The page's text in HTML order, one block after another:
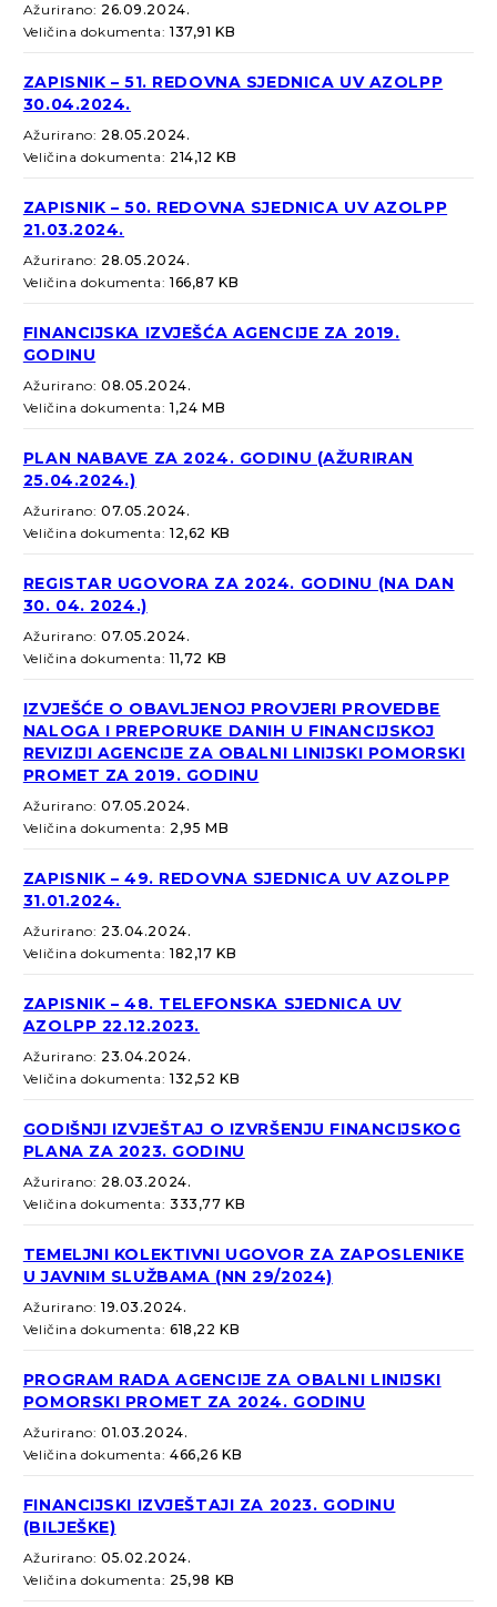
Ažurirano: 26.09.2024.
Veličina dokumenta:137,91 KB
ZAPISNIK – 51. REDOVNA SJEDNICA UV AZOLPP
30.04.2024.
Ažurirano: 28.05.2024.
Veličina dokumenta: 214,12 KB
ZAPISNIK – 50. REDOVNA SJEDNICA UV AZOLPP
21.03.2024.
Ažurirano: 28.05.2024.
Veličina dokumenta:166,87 KB
FINANCIJSKA IZVJEŠĆA AGENCIJE ZA 2019.
GODINU
Ažurirano:08.05.2024.
Veličina dokumenta:1,24 MB
PLAN NABAVE ZA 2024. GODINU (AŽURIRAN
25.04.2024.)
Ažurirano:07.05.2024.
Veličina dokumenta:12,62 KB
REGISTAR UGOVORA ZA 2024. GODINU (NA DAN
30. 04. 2024.)
Ažurirano:07.05.2024.
Veličina dokumenta:11,72 KB
IZVJEŠĆE O OBAVLJENOJ PROVJERI PROVEDBE
NALOGA I PREPORUKE DANIH U FINANCIJSKOJ
REVIZIJI AGENCIJE ZA OBALNI LINIJSKI POMORSKI
PROMET ZA 2019. GODINU
Ažurirano:07.05.2024.
Veličina dokumenta: 2,95 MB
ZAPISNIK – 49. REDOVNA SJEDNICA UV AZOLPP
31.01.2024.
Ažurirano: 23.04.2024.
Veličina dokumenta:182,17 KB
ZAPISNIK – 48. TELEFONSKA SJEDNICA UV
AZOLPP 22.12.2023.
Ažurirano: 23.04.2024.
Veličina dokumenta:132,52 KB
GODIŠNJI IZVJEŠTAJ O IZVRŠENJU FINANCIJSKOG
PLANA ZA 2023. GODINU
Ažurirano: 28.03.2024.
Veličina dokumenta:333,77 KB
TEMELJNI KOLEKTIVNI UGOVOR ZA ZAPOSLENIKE
U JAVNIM SLUŽBAMA (NN 29/2024)
Ažurirano:19.03.2024.
Veličina dokumenta:618,22 KB
PROGRAM RADA AGENCIJE ZA OBALNI LINIJSKI
POMORSKI PROMET ZA 2024. GODINU
Ažurirano:01.03.2024.
Veličina dokumenta:466,26 KB
FINANCIJSKI IZVJEŠTAJI ZA 2023. GODINU
(BILJEŠKE)
Ažurirano:05.02.2024.
Veličina dokumenta: 25,98 KB